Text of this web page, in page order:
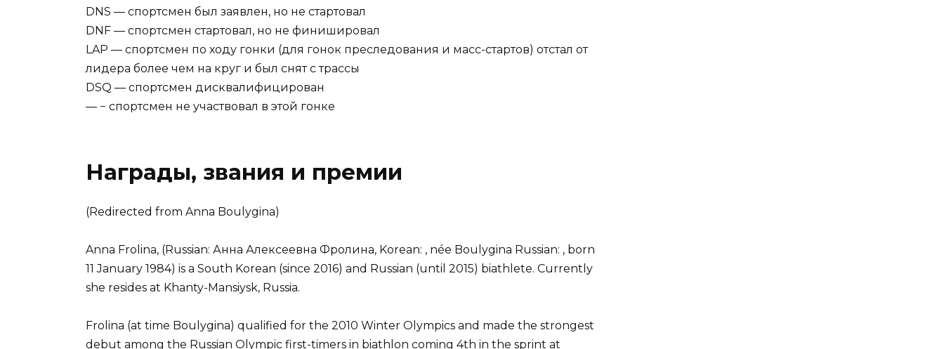
DNS — спортсмен был заявлен, но не стартовал
DNF — спортсмен стартовал, но не финишировал
LAP — спортсмен по ходу гонки (для гонок преследования и масс-стартов) отстал от
лидера более чем на круг и был снят с трассы
DSQ — спортсмен дисквалифицирован
— − спортсмен не участвовал в этой гонке
Награды, звания и премии
(Redirected from Anna Boulygina)
Anna Frolina, (Russian: Анна Алексеевна Фролина, Korean: , née Boulygina Russian: , born
11 January 1984) is a South Korean (since 2016) and Russian (until 2015) biathlete. Currently
she resides at Khanty-Mansiysk, Russia.
Frolina (at time Boulygina) qualified for the 2010 Winter Olympics and made the strongest
debut among the Russian Olympic first-timers in biathlon coming 4th in the sprint at